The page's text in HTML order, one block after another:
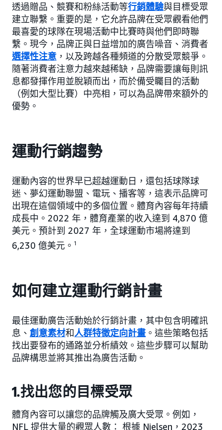
透過贈品、競賽和粉絲活動等行銷體驗與目標受眾
建立聯繫。重要的是，它允許品牌在受眾觀看他們
最喜愛的球隊在現場活動中比賽時與他們即時聯
繫。現今，品牌正與日益增加的廣告噪音、消費者
選擇性注意 ，以及跨越各種頻道的分散受眾競爭。
隨著消費者注意力越來越稀缺，品牌需要讓每則訊
息都發揮作用並脫穎而出，而於備受矚目的活動
（例如大型比賽）中亮相，可以為品牌帶來額外的
優勢。
運動行銷趨勢
運動內容的世界早已超越運動日，還包括球隊球
迷、夢幻運動聯盟、電玩、播客等，這表示品牌可
出現在這個領域中的多個位置。體育內容每年持續
成長中。2022 年，體育產業的收入達到 4,870 億
美元。預計到 2027 年，全球運動市場將達到
6,230 億美元。 1
如何建立運動行銷計畫
最佳運動廣告活動始於行銷計畫，其中包含明確訊
息、 創意素材和人群特徵定向計畫 。這些策略包括
找出要發布的通路並分析績效。這些步驟可以幫助
品牌構思並將其推出為廣告活動。
1.找出您的目標受眾
體育內容可以讓您的品牌觸及廣大受眾。例如，
NFL 提供大量的觀眾人數： 根據 Nielsen，2023